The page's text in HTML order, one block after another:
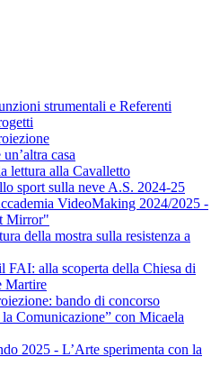
strumentali e Referenti
casa
lettura alla Cavalletto
sport sulla neve A.S. 2024-25
VideoMaking 2024/2025 -
Mirror"
della mostra sulla resistenza a
FAI: alla scoperta della Chiesa di
Martire
bando di concorso
la Comunicazione” con Micaela
2025 - L’Arte sperimenta con la